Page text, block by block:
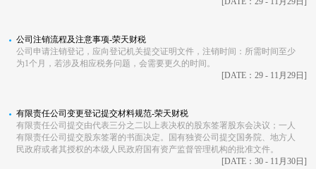
公司注销流程及注意事项-荣天财税
公司申请注销登记，应向登记机关提交证明文件，注销时间：所需时间至少
为1个月，若涉及相应税务问题，会需要更久的时间。
[DATE：29 - 11月29日]
有限责任公司变更登记提交材料规范-荣天财税
有限责任公司提交由代表三分之二以上表决权的股东签署股东会决议；一人
有限责任公司提交股东签署的书面决定。国有独资公司提交国务院、地方人
民政府或者其授权的本级人民政府国有资产监督管理机构的批准文件。
[DATE：30 - 11月30日]